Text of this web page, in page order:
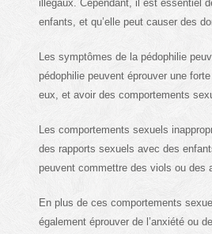
illégaux. Cependant, il est essentiel
enfants, et qu’elle peut causer des
Les symptômes de la pédophilie
pédophilie peuvent éprouver une
eux, et avoir des comportements
Les comportements sexuels
des rapports sexuels avec des
peuvent commettre des viols ou des
En plus de ces comportements
également éprouver de l’anxiété ou